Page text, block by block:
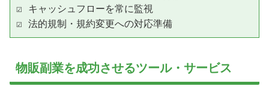
☑ キャッシュフローを常に監視
☑ 法的規制・規約変更への対応準備
物販副業を成功させるツール・サービス